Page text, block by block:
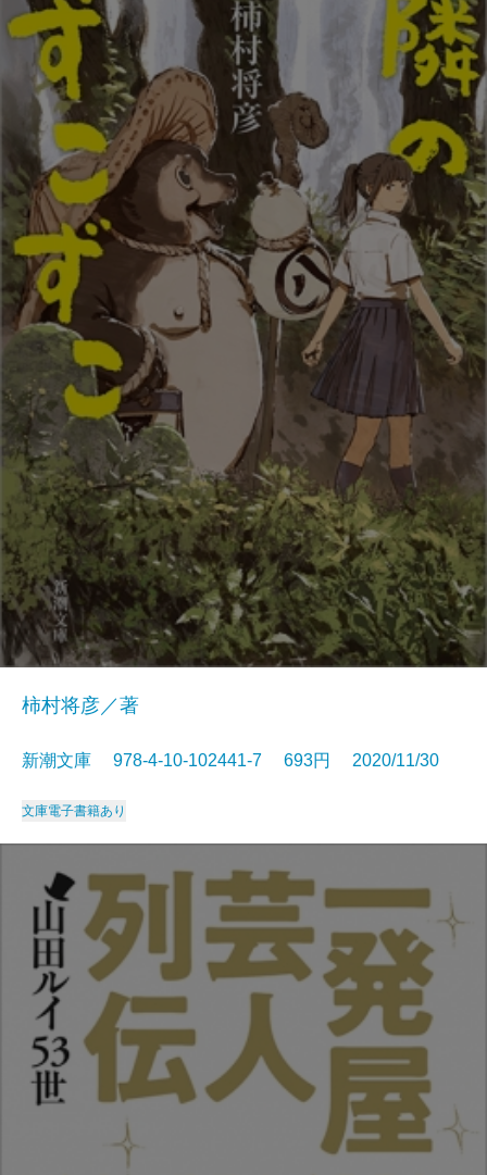
柿村将彦／著
新潮文庫 978-4-10-102441-7 693円 2020/11/30
文庫電子書籍あり